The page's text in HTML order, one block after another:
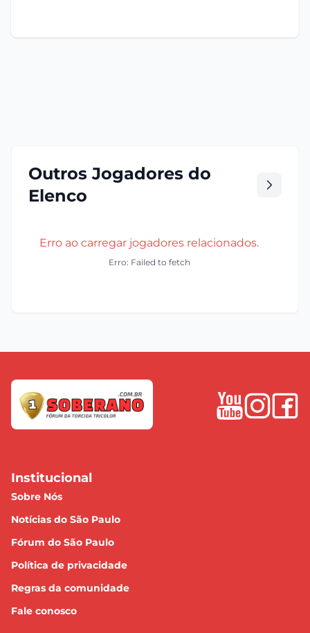
Outros Jogadores do
Elenco
Erro ao carregar jogadores relacionados.
Erro: Failed to fetch
Institucional
Sobre Nós
Notícias do São Paulo
Fórum do São Paulo
Política de privacidade
Regras da comunidade
Fale conosco